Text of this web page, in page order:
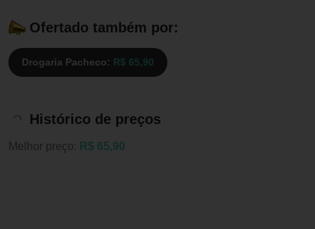
Ofertado também por:
Drogaria Pacheco: R$ 65,90
Histórico de preços
Melhor preço: R$ 65,90